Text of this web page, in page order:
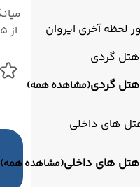
لحظه آخری ایروان
هتل گردی
هتل گردی(مشاهده همه)
های داخلی
هتل های داخلی(مشاهده همه)
از 5 ( از 0 رای )